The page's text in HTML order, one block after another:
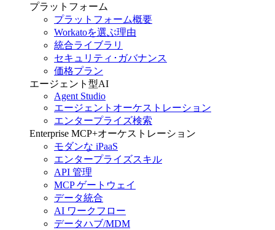
プラットフォーム
プラットフォーム概要
Workatoを選ぶ理由
統合ライブラリ
セキュリティ･ガバナンス
価格プラン
エージェント型AI
Agent Studio
エージェントオーケストレーション
エンタープライズ検索
Enterprise MCP+オーケストレーション
モダンな iPaaS
エンタープライズスキル
API 管理
MCP ゲートウェイ
データ統合
AI ワークフロー
データハブ/MDM